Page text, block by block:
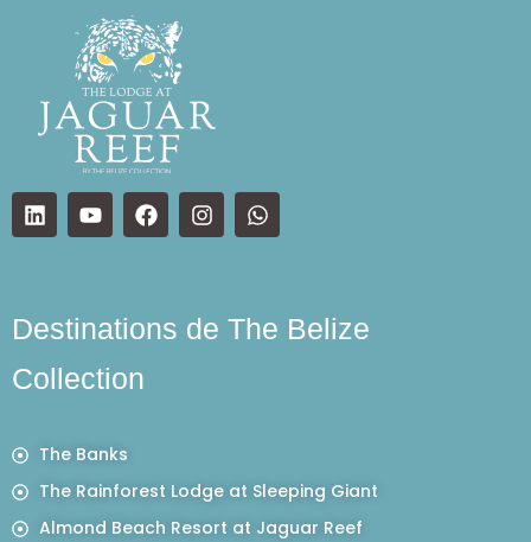
Destinations de The Belize
Collection
The Banks
The Rainforest Lodge at Sleeping Giant
Almond Beach Resort at Jaguar Reef